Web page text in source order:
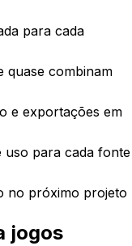
para cada
quase combinam
e exportações em
uso para cada fonte
no próximo projeto
jogos